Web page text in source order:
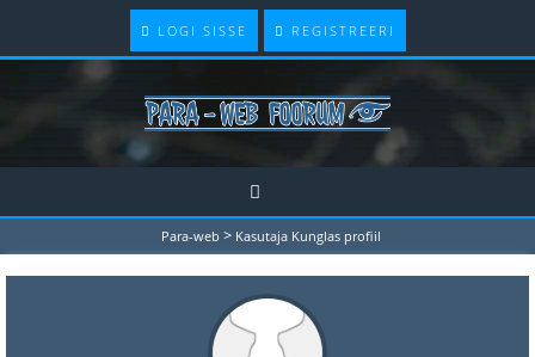
LOGI SISSE REGISTREERI
Para-web > Kasutaja Kunglas profiil